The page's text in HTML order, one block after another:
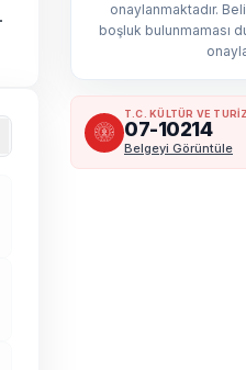
onaylanmaktadır.
boşluk bulunmaması
T.C. KÜLTÜR VE
07-10214
Belgeyi Görüntüle